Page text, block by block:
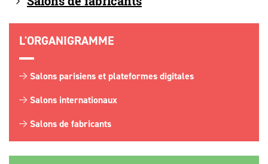
L'ORGANIGRAMME
Salons parisiens et plateformes digitales
Salons internationaux
Salons de fabricants